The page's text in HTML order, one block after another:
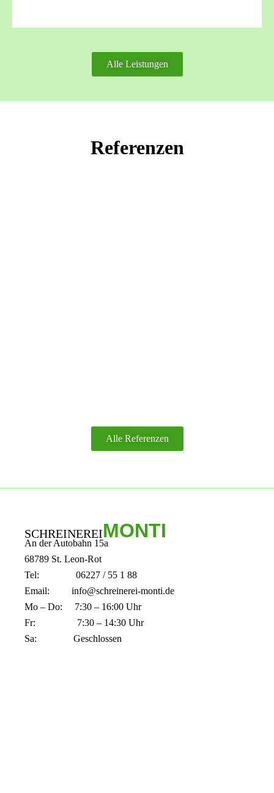
Alle Leistungen
Referenzen
Alle Referenzen
SCHREINEREIMONTI
An der Autobahn 15a
68789 St. Leon-Rot
Tel: 06227 / 55 1 88
Email: info@schreinerei-monti.de
Mo – Do: 7:30 – 16:00 Uhr
Fr: 7:30 – 14:30 Uhr
Sa: Geschlossen